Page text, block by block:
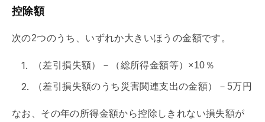
控除額
次の2つのうち、いずれか大きいほうの金額です。
（差引損失額）－（総所得金額等）×10％
（差引損失額のうち災害関連支出の金額）－5万円
なお、その年の所得金額から控除しきれない損失額が